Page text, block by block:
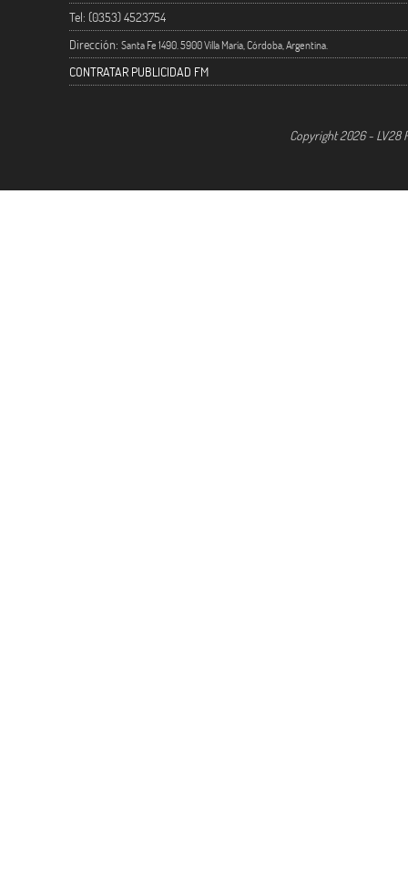
Tel: (0353) 4523754
Dirección: Santa Fe 1490. 5900 Villa María, Córdoba, Argentina.
CONTRATAR PUBLICIDAD FM
Copyright 2026 - LV28